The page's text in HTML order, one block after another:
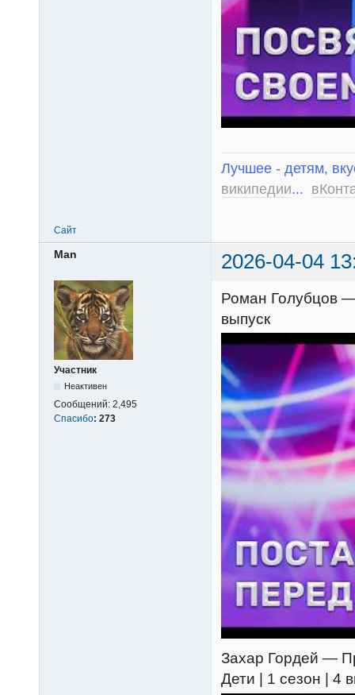
Лучшее - детям,
википедии...
Сайт
Man 2026-04-04
Участник
Неактивен
Сообщений: 2,495
Спасибо: 273
Роман Голубцов
выпуск
Захар Гордей —
Дети | 1 сезон | 4